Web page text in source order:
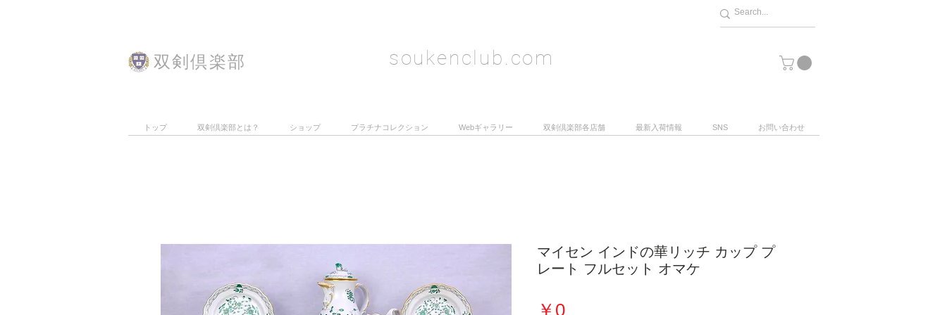
​双剣倶楽部 soukenclub.com
トップ 双剣倶楽部とは？ ショップ プラチナコレクション Webギャラリー 双剣倶楽部各店舗 最新入荷情報 SNS お問い合わせ
マイセン インドの華リッチ カップ プ
レート フルセット オマケ
￥0価